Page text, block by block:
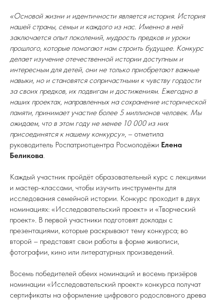
«Основой жизни и идентичности является история. История
нашей страны, семьи и каждого из нас. Именно в ней
заключается опыт поколений, мудрость предков и уроки
прошлого, которые помогают нам строить будущее. Конкурс
делает изучение отечественной истории доступным и
интересным для детей, они не только приобретают важные
навыки, но и становятся сопричастными к чувству гордости
за своих предков, их подвигам и достижениям. Ежегодно в
наших проектах, направленных на сохранение исторической
памяти, принимает участие более 5 миллионов человек. Мы
ожидаем, что в этом году не менее 10 000 из них
присоединятся к нашему конкурсу», – отметила
руководитель Роспатриотцентра Росмолодёжи Елена
Беликова.
Каждый участник пройдёт образовательный курс с лекциями
и мастер-классами, чтобы изучить инструменты для
исследования семейной истории. Конкурс проходит в двух
номинациях: «Исследовательский проект» и «Творческий
проект». В первой участники подготовят доклады с
презентациями, которые раскрывают тему конкурса; во
второй – представят свои работы в форме живописи,
фотографии, кино или литературных произведений.
Восемь победителей обеих номинаций и восемь призёров
номинации «Исследовательский проект» конкурса получат
сертификаты на оформление цифрового родословного древа